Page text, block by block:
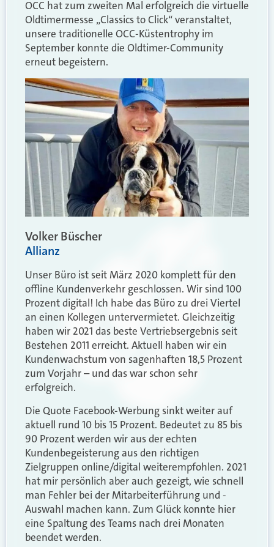
OCC hat zum zweiten Mal erfolgreich die virtuelle
Oldtimermesse „Classics to Click“ veranstaltet,
unsere traditionelle OCC-Küstentrophy im
September konnte die Oldtimer-Community
erneut begeistern.
Volker Büscher
Allianz
Unser Büro ist seit März 2020 komplett für den
offline Kundenverkehr geschlossen. Wir sind 100
Prozent digital! Ich habe das Büro zu drei Viertel
an einen Kollegen untervermietet. Gleichzeitig
haben wir 2021 das beste Vertriebsergebnis seit
Bestehen 2011 erreicht. Aktuell haben wir ein
Kundenwachstum von sagenhaften 18,5 Prozent
zum Vorjahr – und das war schon sehr
erfolgreich.
Die Quote Facebook-Werbung sinkt weiter auf
aktuell rund 10 bis 15 Prozent. Bedeutet zu 85 bis
90 Prozent werden wir aus der echten
Kundenbegeisterung aus den richtigen
Zielgruppen online/digital weiterempfohlen. 2021
hat mir persönlich aber auch gezeigt, wie schnell
man Fehler bei der Mitarbeiterführung und -
Auswahl machen kann. Zum Glück konnte hier
eine Spaltung des Teams nach drei Monaten
beendet werden.